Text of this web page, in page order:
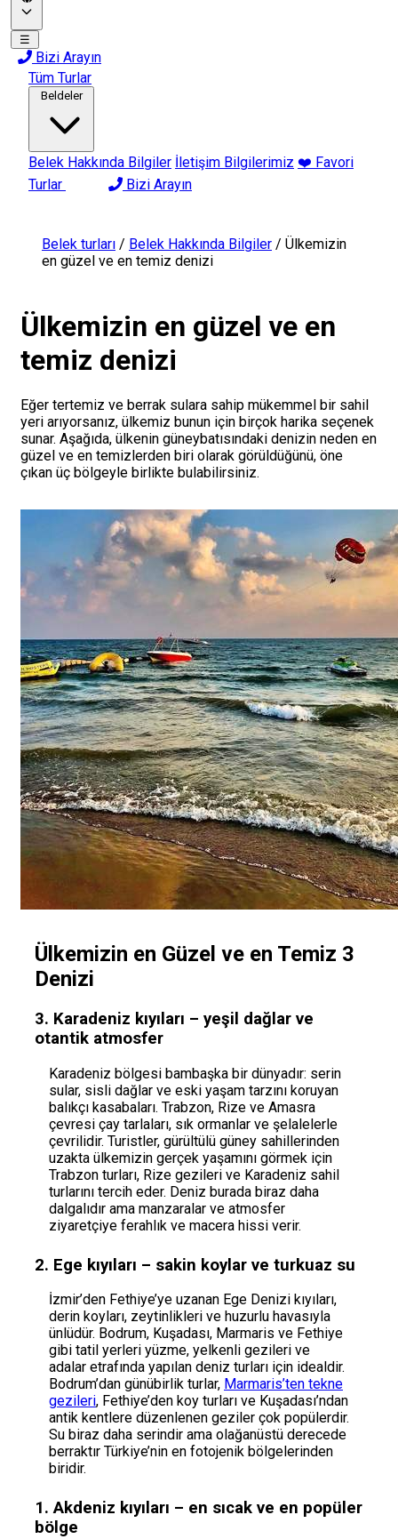
☰
Bizi Arayın
Tüm Turlar
Beldeler
Belek Hakkında Bilgiler İletişim Bilgilerimiz ❤️ Favori
Turlar
Bizi Arayın
Belek turları / Belek Hakkında Bilgiler / Ülkemizin
en güzel ve en temiz denizi
Ülkemizin en güzel ve en
temiz denizi
Eğer tertemiz ve berrak sulara sahip mükemmel bir sahil
yeri arıyorsanız, ülkemiz bunun için birçok harika seçenek
sunar. Aşağıda, ülkenin güneybatısındaki denizin neden en
güzel ve en temizlerden biri olarak görüldüğünü, öne
çıkan üç bölgeyle birlikte bulabilirsiniz.
Ülkemizin en Güzel ve en Temiz 3
Denizi
3. Karadeniz kıyıları – yeşil dağlar ve
otantik atmosfer
Karadeniz bölgesi bambaşka bir dünyadır: serin
sular, sisli dağlar ve eski yaşam tarzını koruyan
balıkçı kasabaları. Trabzon, Rize ve Amasra
çevresi çay tarlaları, sık ormanlar ve şelalelerle
çevrilidir. Turistler, gürültülü güney sahillerinden
uzakta ülkemizin gerçek yaşamını görmek için
Trabzon turları, Rize gezileri ve Karadeniz sahil
turlarını tercih eder. Deniz burada biraz daha
dalgalıdır ama manzaralar ve atmosfer
ziyaretçiye ferahlık ve macera hissi verir.
2. Ege kıyıları – sakin koylar ve turkuaz su
İzmir’den Fethiye’ye uzanan Ege Denizi kıyıları,
derin koyları, zeytinlikleri ve huzurlu havasıyla
ünlüdür. Bodrum, Kuşadası, Marmaris ve Fethiye
gibi tatil yerleri yüzme, yelkenli gezileri ve
adalar etrafında yapılan deniz turları için idealdir.
Bodrum’dan günübirlik turlar, Marmaris’ten tekne
gezileri, Fethiye’den koy turları ve Kuşadası’ndan
antik kentlere düzenlenen geziler çok popülerdir.
Su biraz daha serindir ama olağanüstü derecede
berraktır Türkiye’nin en fotojenik bölgelerinden
biridir.
1. Akdeniz kıyıları – en sıcak ve en popüler
bölge